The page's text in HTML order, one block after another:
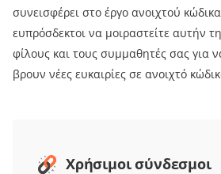
συνεισφέρει στο έργο ανοιχτού
ευπρόσδεκτοι να μοιραστείτε αυτήν
φίλους και τους συμμαθητές σας για
βρουν νέες ευκαιρίες σε ανοιχτό
Χρήσιμοι σύνδεσμοι